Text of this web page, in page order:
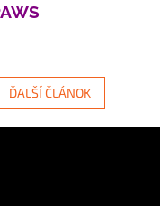
ĎALŠÍ ČLÁNOK